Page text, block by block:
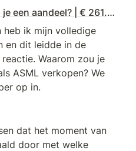
79. Wanneer verkoop je een aandeel? | € 261.300
heb ik mijn volledige
en dit leidde in de
Waarom zou je
ASML verkopen? We
op in.
dat het moment van
door met welke